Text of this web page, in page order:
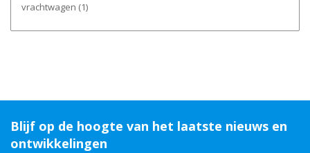
vrachtwagen (1)
Blijf op de hoogte van het laatste nieuws en
ontwikkelingen